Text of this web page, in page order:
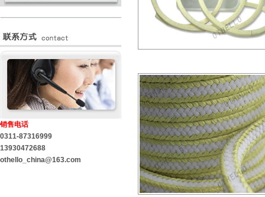
销售电话
0311-87316999
13930472688
othello_china@163.com